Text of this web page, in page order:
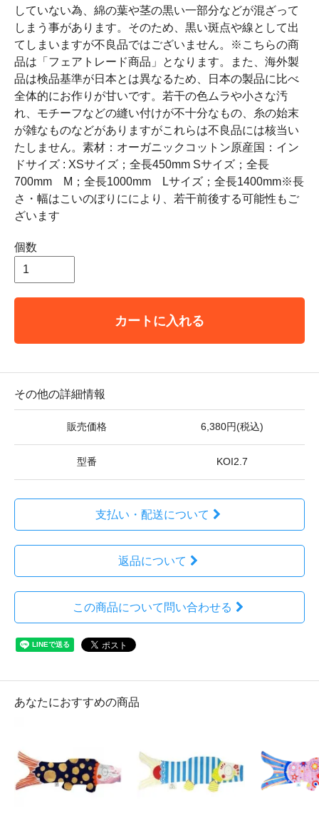
していない為、綿の葉や茎の黒い一部分などが混ざって
しまう事があります。そのため、黒い斑点や線として出
てしまいますが不良品ではございません。※こちらの商
品は「フェアトレード商品」となります。また、海外製
品は検品基準が日本とは異なるため、日本の製品に比べ
全体的にお作りが甘いです。若干の色ムラや小さな汚
れ、モチーフなどの縫い付けが不十分なもの、糸の始末
が雑なものなどがありますがこれらは不良品には核当い
たしません。素材：オーガニックコットン原産国：イン
ドサイズ : XSサイズ；全長450mm Sサイズ；全長
700mm M；全長1000mm Lサイズ；全長1400mm※長
さ・幅はこいのぼりににより、若干前後する可能性もご
ざいます
個数
カートに入れる
その他の詳細情報
販売価格 6,380円(税込)
型番 KOI2.7
支払い・配送について
返品について
この商品について問い合わせる
あなたにおすすめの商品